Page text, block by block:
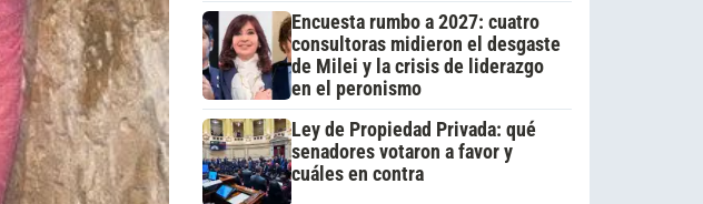
Encuesta rumbo a 2027: cuatro
consultoras midieron el desgaste
de Milei y la crisis de liderazgo
en el peronismo
Ley de Propiedad Privada: qué
senadores votaron a favor y
cuáles en contra